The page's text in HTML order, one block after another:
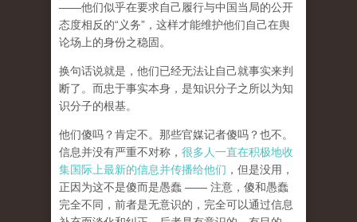
——他们似乎在要求自己履行与中国当局的公开
态度相反的“义务”，这样才能维护他们自己在舆
论场上的身份之稳固。
换句话说就是，他们已经无法让自己就事实来判
断了。而忠于事实本身，是知识分子之所以为知
识分子的根基。
他们傻吗？肯定不。那些官媒记者傻吗？也不。
信息并没有严重不对称， 很多人一直在积极地收
集国际上最新的信息并传播给他们 ，但是没用，
正因为这不是傻而是愚蠢 —— 注意，傻和愚蠢
完全不同，前者是无意识的，完全可以通过信息